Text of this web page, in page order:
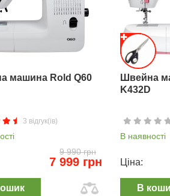
машина Rold Q60
3 відгук(ів)
9 990 грн
7 999 грн
Швейна
K432D
В наявності
Ціна:
В